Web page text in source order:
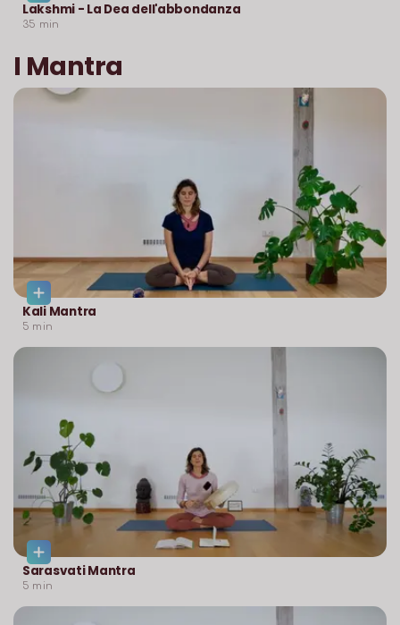
Lakshmi - La Dea dell'abbondanza
35 min
I Mantra
Kali Mantra
5 min
Sarasvati Mantra
5 min